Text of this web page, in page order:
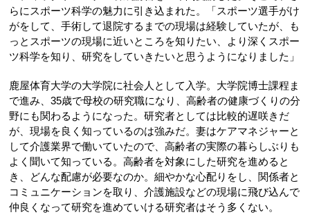
らにスポーツ科学の魅力に引き込まれた。「スポーツ選手がけ
がをして、手術して退院するまでの現場は経験していたが、も
っとスポーツの現場に近いところを知りたい、より深くスポー
ツ科学を知り、研究をしていきたいと思うようになりました」
鹿屋体育大学の大学院に社会人として入学。大学院博士課程ま
で進み、35歳で母校の研究職になり、高齢者の健康づくりの分
野にも関わるようになった。研究者としては比較的遅咲きだ
が、現場を良く知っているのは強みだ。妻はケアマネジャーと
して介護業界で働いていたので、高齢者の実際の暮らしぶりも
よく聞いて知っている。高齢者を対象にした研究を進めると
き、どんな配慮が必要なのか。細やかな心配りをし、関係者と
コミュニケーションを取り、介護施設などの現場に飛び込んで
仲良くなって研究を進めていける研究者はそう多くない。